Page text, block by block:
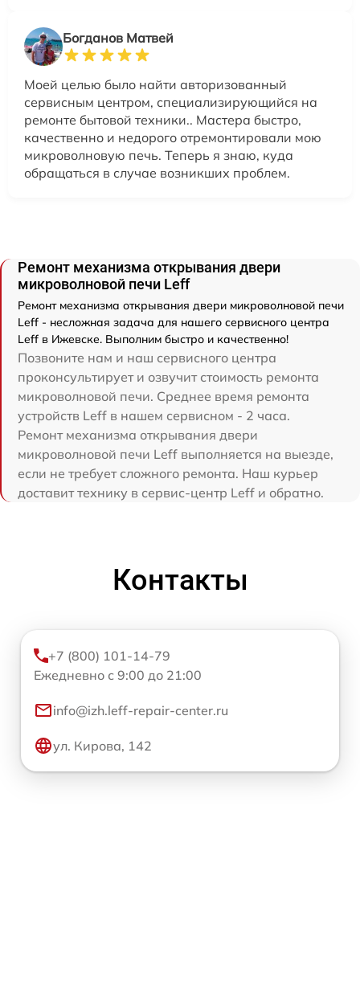
Богданов Матвей
Моей целью было найти авторизованный
сервисным центром, специализирующийся на
ремонте бытовой техники.. Мастера быстро,
качественно и недорого отремонтировали мою
микроволновую печь. Теперь я знаю, куда
обращаться в случае возникших проблем.
Ремонт механизма открывания двери
микроволновой печи Leff
Ремонт механизма открывания двери микроволновой печи
Leff - несложная задача для нашего сервисного центра
Leff в Ижевске. Выполним быстро и качественно!
Позвоните нам и наш сервисного центра
проконсультирует и озвучит стоимость ремонта
микроволновой печи. Среднее время ремонта
устройств Leff в нашем сервисном - 2 часа.
Ремонт механизма открывания двери
микроволновой печи Leff выполняется на выезде,
если не требует сложного ремонта. Наш курьер
доставит технику в сервис-центр Leff и обратно.
Контакты
+7 (800) 101-14-79
Ежедневно с 9:00 до 21:00
info@izh.leff-repair-center.ru
ул. Кирова, 142